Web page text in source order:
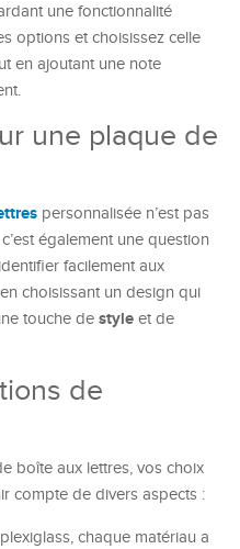
une fonctionnalité
options et choisissez celle
en ajoutant une note
une plaque de
personnalisée n’est pas
également une question
facilement aux
choisissant un design qui
touche de style et de
de
boîte aux lettres, vos choix
compte de divers aspects :
chaque matériau a